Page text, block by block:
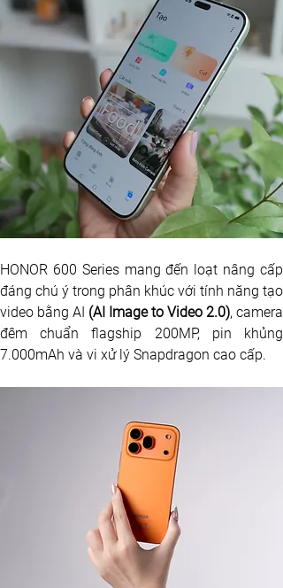
HONOR 600 Series mang đến loạt nâng cấp
đáng chú ý trong phân khúc với tính năng tạo
video bằng AI (AI Image to Video 2.0), camera
đêm chuẩn flagship 200MP, pin khủng
7.000mAh và vi xử lý Snapdragon cao cấp.